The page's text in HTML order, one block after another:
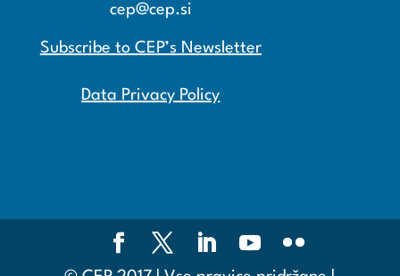
cep@cep.si
Subscribe to CEP’s Newsletter
Data Privacy Policy